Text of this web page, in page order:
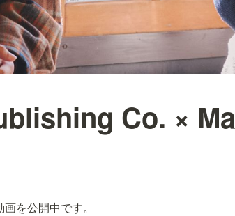
Co. ×
を公開中です。